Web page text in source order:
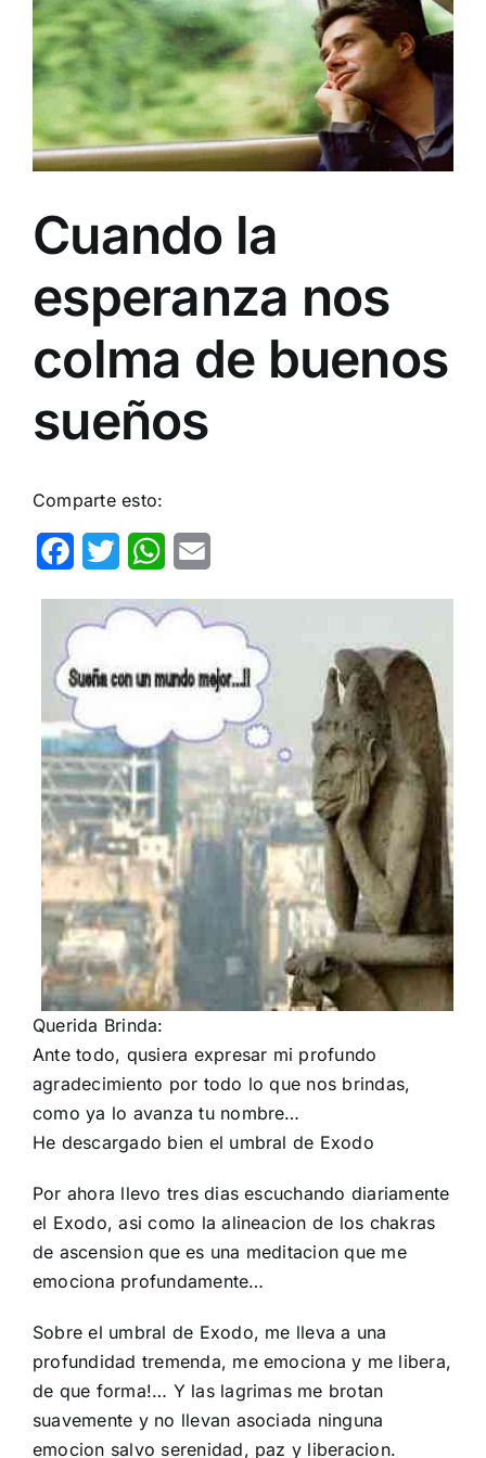
Cuando la
esperanza nos
colma de buenos
sueños
Comparte esto:
Facebook
Twitter WhatsApp
Querida Brinda:
Ante todo, qusiera expresar mi profundo
agradecimiento por todo lo que nos brindas,
como ya lo avanza tu nombre…
He descargado bien el umbral de Exodo
Por ahora llevo tres dias escuchando diariamente
el Exodo, asi como la alineacion de los chakras
de ascension que es una meditacion que me
emociona profundamente…
Sobre el umbral de Exodo, me lleva a una
profundidad tremenda, me emociona y me libera,
de que forma!… Y las lagrimas me brotan
suavemente y no llevan asociada ninguna
emocion salvo serenidad, paz y liberacion.